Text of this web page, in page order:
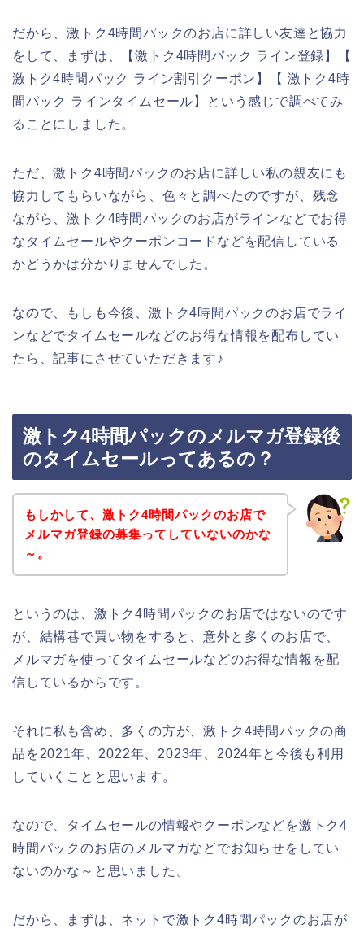
だから、激トク4時間パックのお店に詳しい友達と協力
をして、まずは、【激トク4時間パック ライン登録】【
激トク4時間パック ライン割引クーポン】【 激トク4時
間パック ラインタイムセール】という感じで調べてみ
ることにしました。
ただ、激トク4時間パックのお店に詳しい私の親友にも
協力してもらいながら、色々と調べたのですが、残念
ながら、激トク4時間パックのお店がラインなどでお得
なタイムセールやクーポンコードなどを配信している
かどうかは分かりませんでした。
なので、もしも今後、激トク4時間パックのお店でライ
ンなどでタイムセールなどのお得な情報を配布してい
たら、記事にさせていただきます♪
激トク4時間パックのメルマガ登録後
のタイムセールってあるの？
もしかして、激トク4時間パックのお店で
メルマガ登録の募集ってしていないのかな
～。
というのは、激トク4時間パックのお店ではないのです
が、結構巷で買い物をすると、意外と多くのお店で、
メルマガを使ってタイムセールなどのお得な情報を配
信しているからです。
それに私も含め、多くの方が、激トク4時間パックの商
品を2021年、2022年、2023年、2024年と今後も利用
していくことと思います。
なので、タイムセールの情報やクーポンなどを激トク4
時間パックのお店のメルマガなどでお知らせをしてい
ないのかな～と思いました。
だから、まずは、ネットで激トク4時間パックのお店が